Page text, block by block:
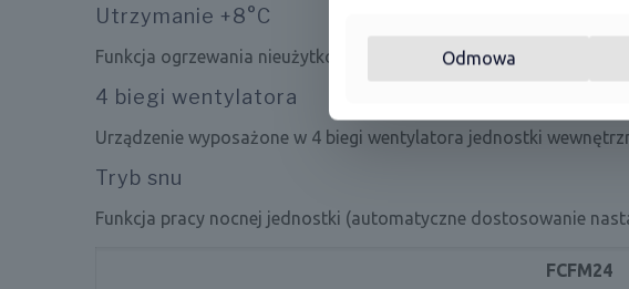
Utrzymanie +8°C
Funkcja ogrzewania nieużytkowanego pomieszczenia do 8°C.
4 biegi wentylatora
Urządzenie wyposażone w 4 biegi wentylatora jednostki
Tryb snu
Funkcja pracy nocnej jednostki (automatyczne dostosowanie
FCFM24
Odmowa